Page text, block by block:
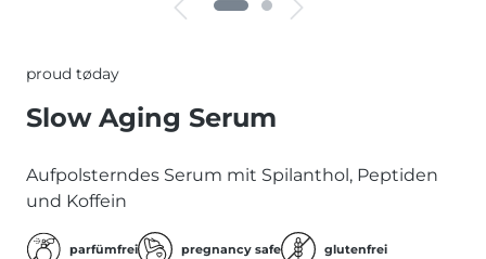
proud tøday
Slow Aging Serum
Aufpolsterndes Serum mit Spilanthol, Peptiden
und Koffein
parfümfrei pregnancy safe glutenfrei